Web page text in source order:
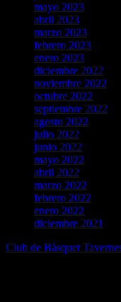
mayo 2023
abril 2023
marzo 2023
febrero 2023
enero 2023
diciembre 2022
noviembre 2022
octubre 2022
septiembre 2022
agosto 2022
julio 2022
junio 2022
mayo 2022
abril 2022
marzo 2022
febrero 2022
enero 2022
diciembre 2021
Club de Bàsquet